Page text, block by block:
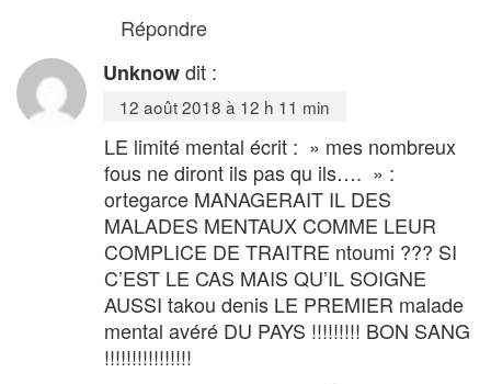
Répondre
Unknowdit :
12 août 2018 à 12 h 11 min
LE limité mental écrit : » mes nombreux
fous ne diront ils pas qu ils…. » :
ortegarce MANAGERAIT IL DES
MALADES MENTAUX COMME LEUR
COMPLICE DE TRAITRE ntoumi ??? SI
C’EST LE CAS MAIS QU’IL SOIGNE
AUSSI takou denis LE PREMIER malade
mental avéré DU PAYS !!!!!!!!! BON SANG
!!!!!!!!!!!!!!!!